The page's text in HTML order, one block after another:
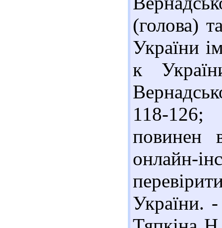
(голова)
України
к
118-
повинен
онлайн-
України.